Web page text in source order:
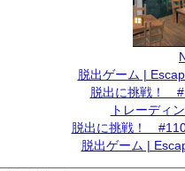
脱出ゲーム |
脱出に挑戦！
トレーディ
脱出に挑戦！
脱出ゲーム |